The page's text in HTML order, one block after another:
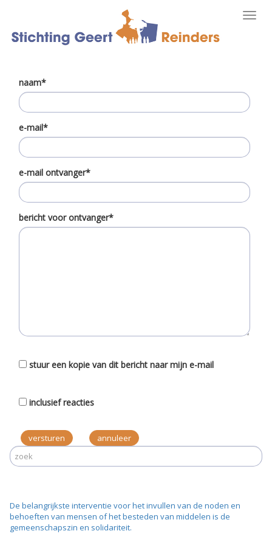
naam*
e-mail*
e-mail ontvanger*
bericht voor ontvanger*
stuur een kopie van dit bericht naar mijn e-mail
inclusief reacties
versturen
De belangrijkste interventie voor het invullen van de noden en
behoeften van mensen of het besteden van middelen is de
gemeenschapszin en solidariteit.